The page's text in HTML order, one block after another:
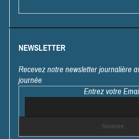
NEWSLETTER
Recevez notre newsletter journalière
journée
Entrez votre